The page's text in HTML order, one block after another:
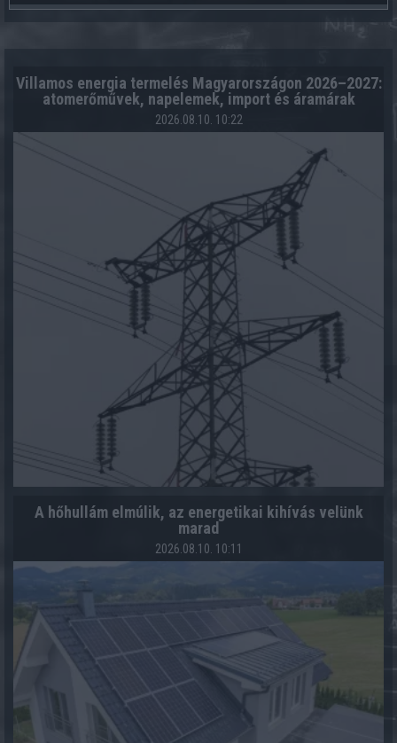
Villamos energia termelés Magyarországon 2026–2027:
atomerőművek, napelemek, import és áramárak
2026.08.10. 10:22
A hőhullám elmúlik, az energetikai kihívás velünk
marad
2026.08.10. 10:11